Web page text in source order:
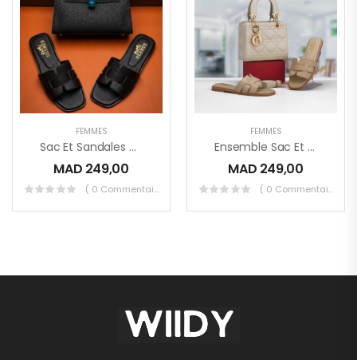
FEMMES
Sac Et Sandales Hermès
MAD 249,00
( 0 Commentaires )
FEMMES
Ensemble Sac Et Sandales
MAD 249,00
( 0 Commentaires )